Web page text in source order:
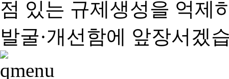
점 있는 규제생성을 억제
발굴·개선함에 앞장서겠